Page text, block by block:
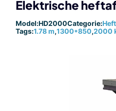
Elektrische
Model:HD2000Categorie:
Tags:1.78 m,1300*850,2000